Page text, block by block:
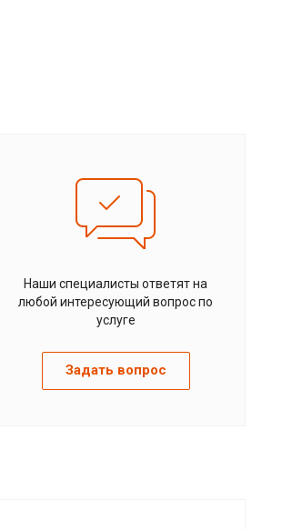
Наши специалисты ответят на
любой интересующий вопрос по
услуге
Задать вопрос